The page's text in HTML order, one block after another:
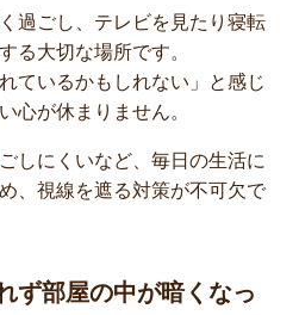
過ごし、テレビを見たり寝転
る大切な場所です。
ているかもしれない」と感じ
心が休まりません。
しにくいなど、毎日の生活に
、視線を遮る対策が不可欠で
ず部屋の中が暗くなっ